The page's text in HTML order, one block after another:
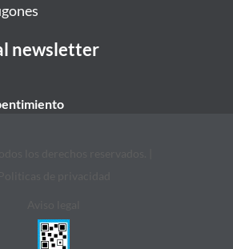
newsletter